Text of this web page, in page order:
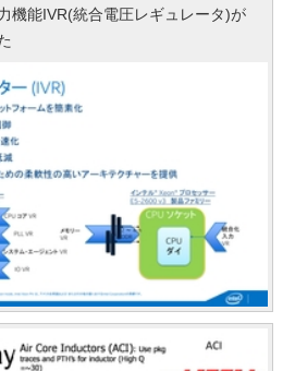
機能IVR(統合電圧レギュレータ)が